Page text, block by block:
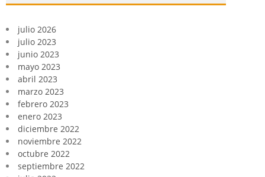
julio 2026
julio 2023
junio 2023
mayo 2023
abril 2023
marzo 2023
febrero 2023
enero 2023
diciembre 2022
noviembre 2022
octubre 2022
septiembre 2022